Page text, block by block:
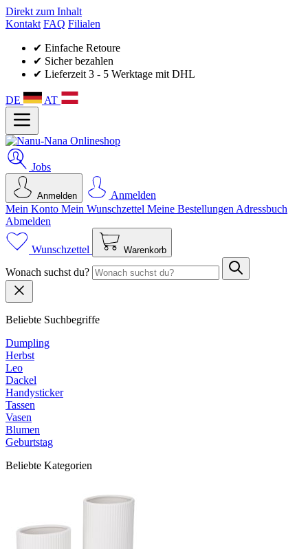
Direkt zum Inhalt
Kontakt FAQ Filialen
✔ Einfache Retoure
✔ Sicher bezahlen
✔ Lieferzeit 3 - 5 Werktage mit DHL
DE AT
Jobs
Anmelden
Anmelden
Mein Konto Mein Wunsch­zettel Meine Bestellungen Adressbuch
Abmelden
Wunschzettel Warenkorb
Wonach suchst du?
Beliebte Suchbegriffe
Dumpling
Herbst
Leo
Dackel
Handysticker
Tassen
Vasen
Blumen
Geburtstag
Beliebte Kategorien